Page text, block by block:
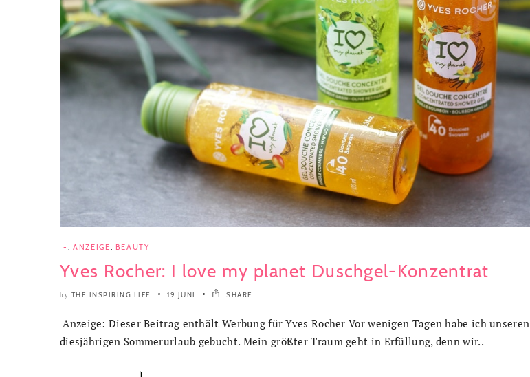
- , ANZEIGE, BEAUTY
Yves Rocher: I love my planet Duschgel-Konzentrat
by THE INSPIRING LIFE 19 JUNI SHARE
Anzeige: Dieser Beitrag enthält Werbung für Yves Rocher Vor wenigen Tagen habe ich unseren
diesjährigen Sommerurlaub gebucht. Mein größter Traum geht in Erfüllung, denn wir..